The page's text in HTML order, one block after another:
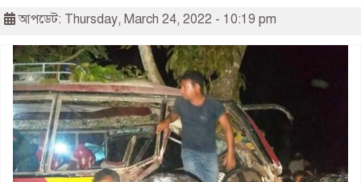
আপডেট: Thursday, March 24, 2022 - 10:19 pm